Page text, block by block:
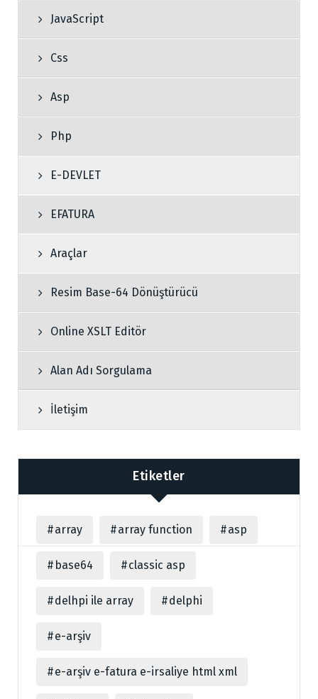
JavaScript
Css
Asp
Php
E-DEVLET
EFATURA
Araçlar
Resim Base-64 Dönüştürücü
Online XSLT Editör
Alan Adı Sorgulama
İletişim
Etiketler
array array function asp
base64 classic asp
delhpi ile array delphi
e-arşiv
e-arşiv e-fatura e-irsaliye html xml